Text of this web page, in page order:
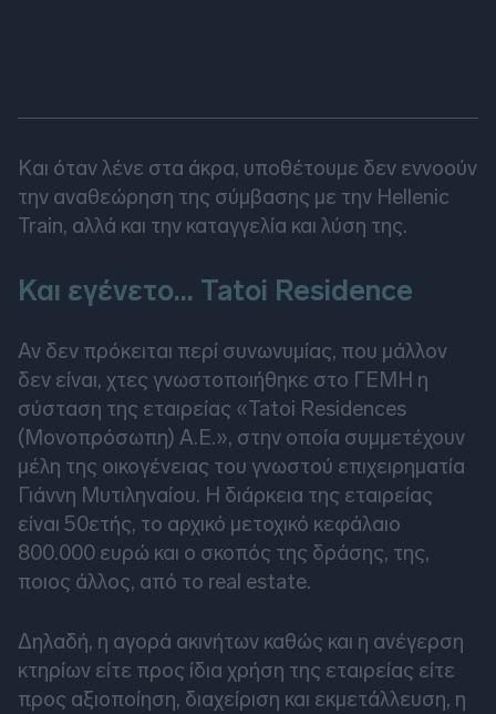
Και όταν λένε στα άκρα, υποθέτουμε δεν εννοούν
την αναθεώρηση της σύμβασης με την Hellenic
Train, αλλά και την καταγγελία και λύση της.
Και εγένετο… Tatoi Residence
Αν δεν πρόκειται περί συνωνυμίας, που μάλλον
δεν είναι, χτες γνωστοποιήθηκε στο ΓΕΜΗ η
σύσταση της εταιρείας «Tatoi Residences
(Μονοπρόσωπη) Α.Ε.», στην οποία συμμετέχουν
μέλη της οικογένειας του γνωστού επιχειρηματία
Γιάννη Μυτιληναίου. Η διάρκεια της εταιρείας
είναι 50ετής, το αρχικό μετοχικό κεφάλαιο
800.000 ευρώ και ο σκοπός της δράσης, της,
ποιος άλλος, από το real estate.
Δηλαδή, η αγορά ακινήτων καθώς και η ανέγερση
κτηρίων είτε προς ίδια χρήση της εταιρείας είτε
προς αξιοποίηση, διαχείριση και εκμετάλλευση, η